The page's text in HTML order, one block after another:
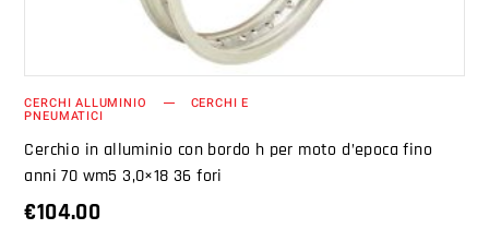
CERCHI ALLUMINIO CERCHI E
PNEUMATICI
Cerchio in alluminio con bordo h per moto d’epoca fino
anni 70 wm5 3,0×18 36 fori
€104.00